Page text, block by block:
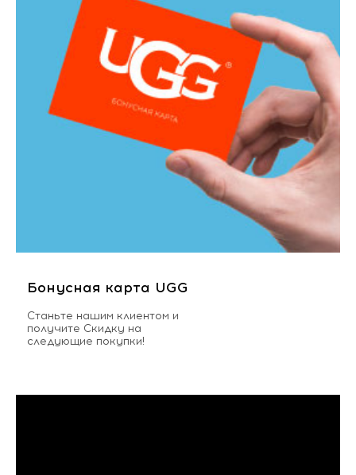
Бонусная карта UGG
Станьте нашим клиентом и
получите Скидку на
следующие покупки!